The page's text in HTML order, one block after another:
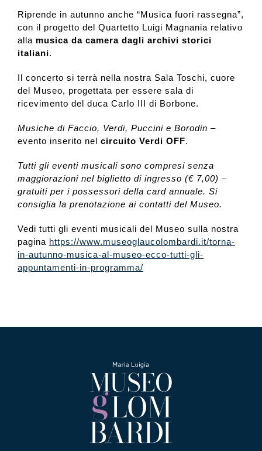
Riprende in autunno anche “Musica fuori rassegna”,
con il progetto del Quartetto Luigi Magnania relativo
alla musica da camera dagli archivi storici
italiani.
Il concerto si terrà nella nostra Sala Toschi, cuore
del Museo, progettata per essere sala di
ricevimento del duca Carlo III di Borbone.
Musiche di Faccio, Verdi, Puccini e Borodin –
evento inserito nel circuito Verdi OFF.
Tutti gli eventi musicali sono compresi senza
maggiorazioni nel biglietto di ingresso (€ 7,00) –
gratuiti per i possessori della card annuale. Si
consiglia la prenotazione ai contatti del Museo.
Vedi tutti gli eventi musicali del Museo sulla nostra
pagina https://www.museoglaucolombardi.it/torna-
in-autunno-musica-al-museo-ecco-tutti-gli-
appuntamenti-in-programma/